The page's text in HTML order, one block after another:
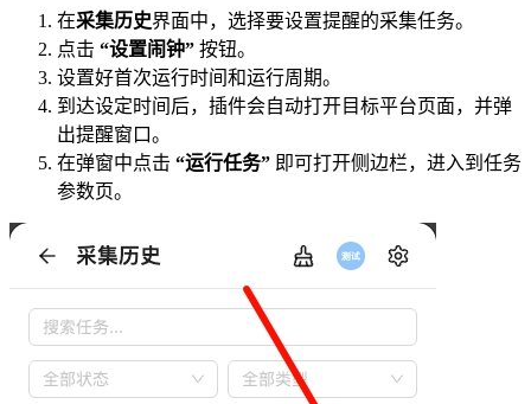
在采集历史界面中，选择要设置提醒的采集任务。
点击 “设置闹钟” 按钮。
设置好首次运行时间和运行周期。
到达设定时间后，插件会自动打开目标平台页面，并弹
出提醒窗口。
在弹窗中点击 “运行任务” 即可打开侧边栏，进入到任务
参数页。